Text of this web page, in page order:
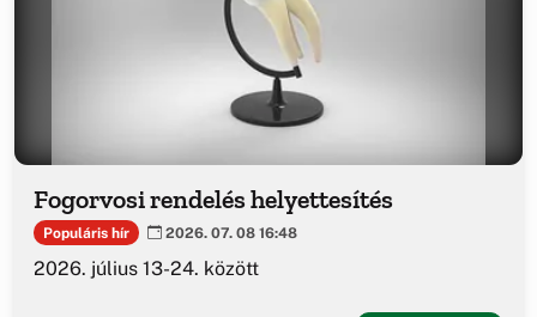
Fogorvosi rendelés helyettesítés
Populáris hír 2026. 07. 08 16:48
2026. július 13-24. között